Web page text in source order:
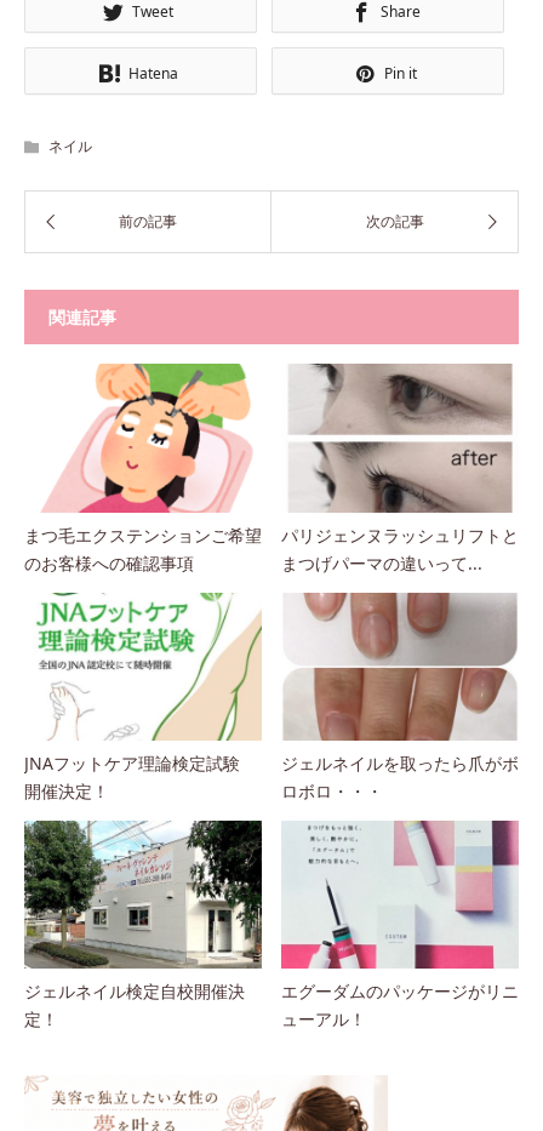
Tweet Share
Hatena Pin it
ネイル
関連記事
まつ毛エクステンションご希望
のお客様への確認事項
パリジェンヌラッシュリフトと
まつげパーマの違いって...
JNAフットケア理論検定試験
開催決定！
ジェルネイルを取ったら爪がボ
ロボロ・・・
ジェルネイル検定自校開催決
定！
エグーダムのパッケージがリニ
ューアル！